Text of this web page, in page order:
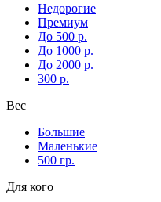
Недорогие
Премиум
До 500 р.
До 1000 р.
До 2000 р.
300 р.
Вес
Большие
Маленькие
500 гр.
Для кого